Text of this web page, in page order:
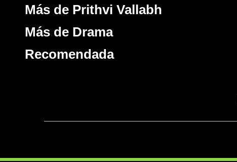
Más de Prithvi Vallabh
Más de Drama
Recomendada